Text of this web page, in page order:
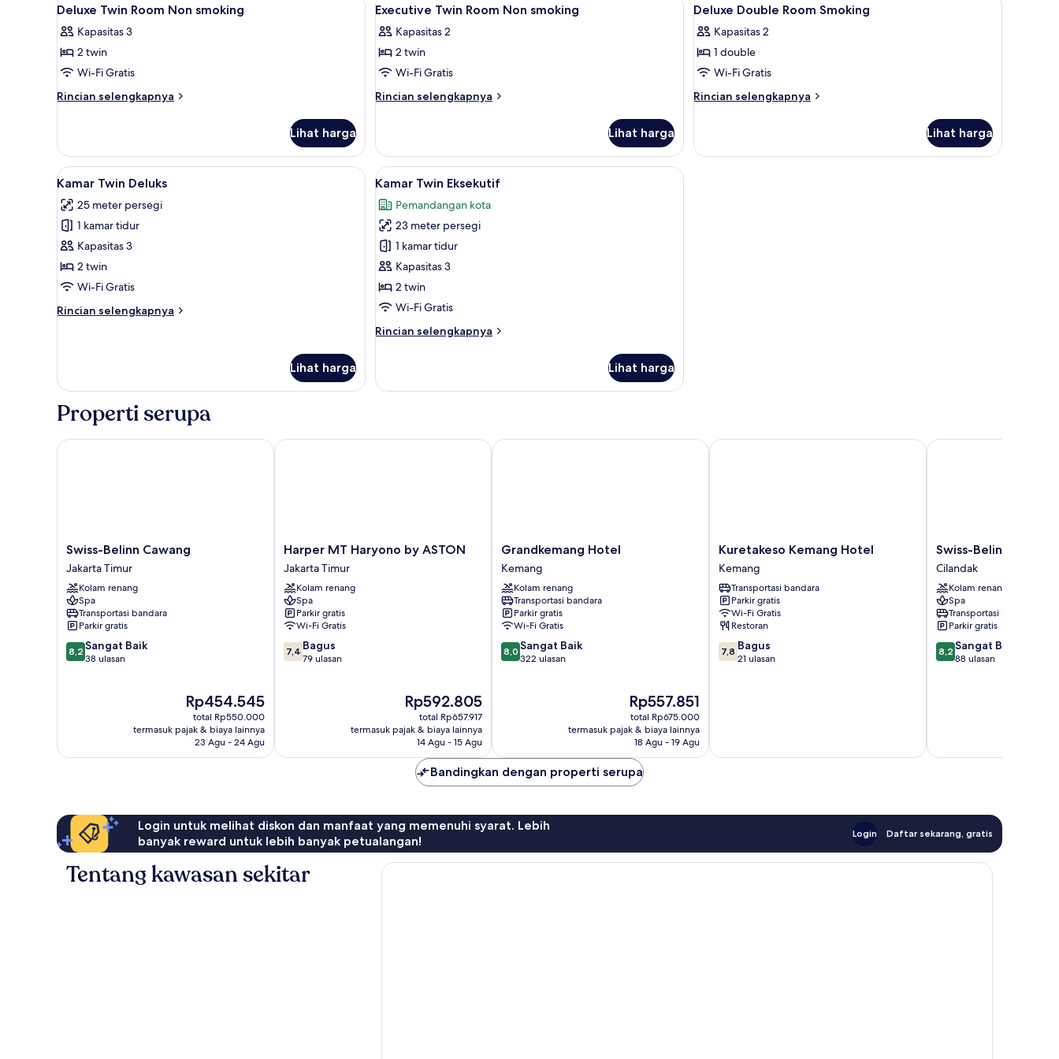
Eksekutif
semua
foto
untuk
Deluxe
Twin
smoking
5
Deluxe Twin Room Non smoking
Kapasitas 3
2 twin
Wi-Fi Gratis
Rincian selengkapnya
Rincian
Deluxe
Twin
Room
smoking
Lihat harga
semua
foto
untuk
Executive
Twin
smoking
5
Executive Twin Room Non smoking
Kapasitas 2
2 twin
Wi-Fi Gratis
Rincian selengkapnya
Rincian
Executive
Twin
Room
smoking
Lihat harga
semua
foto
untuk
Deluxe
Double
25
Deluxe Double Room Smoking
Kapasitas 2
1 double
Wi-Fi Gratis
Rincian selengkapnya
Rincian
Deluxe
Lihat harga
Lihat
semua
foto
untuk
Kamar
Twin
Deluks
Kamar Twin Deluks | Seprai premium, brankas, meja kerja, dan kedap suara
4
Kamar Twin Deluks
25 meter persegi
1 kamar tidur
Kapasitas 3
2 twin
Wi-Fi Gratis
Rincian selengkapnya
Rincian
Twin
Deluks
Lihat harga
Lihat
semua
foto
untuk
Kamar
Twin
Eksekutif
Kamar Twin Eksekutif | Seprai premium, brankas, meja kerja, dan kedap suara
4
Kamar Twin Eksekutif
Pemandangan kota
23 meter persegi
1 kamar tidur
Kapasitas 3
2 twin
Wi-Fi Gratis
Rincian selengkapnya
Rincian
Kamar
Lihat harga
Properti serupa
Swiss-
Belinn
Cawang
Jakarta
Timur
Swiss-Belinn Cawang
Jakarta Timur
Kolam renang
Spa
Transportasi bandara
Parkir gratis
8.2
dari
8,2 Sangat Baik
38 ulasan
Harga
sekarang
Rp454.545
Rp454.545
total Rp550.000
termasuk pajak & biaya lainnya
23 Agu - 24 Agu
Swiss-Belinn Cawang
Harper
MT
Haryono
by
ASTON
Jakarta
Timur
Harper MT Haryono by ASTON
Jakarta Timur
Kolam renang
Spa
Parkir gratis
Wi-Fi Gratis
7.4
dari
7,4 Bagus
79 ulasan
Harga
sekarang
Rp592.805
Rp592.805
total Rp657.917
termasuk pajak & biaya lainnya
14 Agu - 15 Agu
Harper MT Haryono by ASTON
Grandkemang
Hotel
Kemang
Grandkemang Hotel
Kemang
Kolam renang
Transportasi bandara
Parkir gratis
Wi-Fi Gratis
8.0
dari
8,0 Sangat Baik
322 ulasan
Harga
sekarang
Rp557.851
Rp557.851
total Rp675.000
termasuk pajak & biaya lainnya
18 Agu - 19 Agu
Grandkemang Hotel
Kuretakeso
Kemang
Hotel
Kemang
Kuretakeso Kemang Hotel
Kemang
Transportasi bandara
Parkir gratis
Wi-Fi Gratis
Restoran
7.8
dari
7,8 Bagus
21 ulasan
Kuretakeso Kemang Hotel
Swiss-
Belinn
Simatupang
Cilandak
Swiss-Belinn
Cilandak
Kolam renang
Spa
Transportasi bandara
Parkir gratis
8.2
dari
8,2 Sangat Baik
88 ulasan
Swiss-Belinn
Bandingkan dengan properti serupa
Login untuk melihat diskon dan manfaat yang memenuhi syarat. Lebih
banyak reward untuk lebih banyak petualangan!
Login Daftar sekarang, gratis
Tentang kawasan sekitar